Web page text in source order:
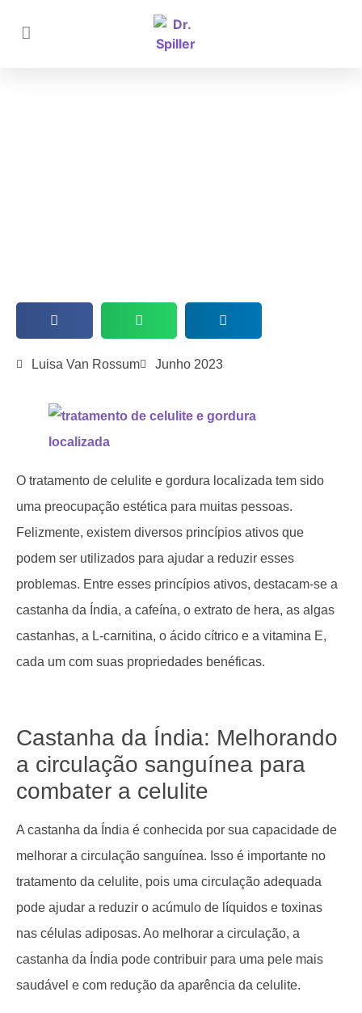
Luisa Van Rossum Junho 2023
O tratamento de celulite e gordura localizada tem sido
uma preocupação estética para muitas pessoas.
Felizmente, existem diversos princípios ativos que
podem ser utilizados para ajudar a reduzir esses
problemas. Entre esses princípios ativos, destacam-se a
castanha da Índia, a cafeína, o extrato de hera, as algas
castanhas, a L-carnitina, o ácido cítrico e a vitamina E,
cada um com suas propriedades benéficas.
Castanha da Índia: Melhorando
a circulação sanguínea para
combater a celulite
A castanha da Índia é conhecida por sua capacidade de
melhorar a circulação sanguínea. Isso é importante no
tratamento da celulite, pois uma circulação adequada
pode ajudar a reduzir o acúmulo de líquidos e toxinas
nas células adiposas. Ao melhorar a circulação, a
castanha da Índia pode contribuir para uma pele mais
saudável e com redução da aparência da celulite.